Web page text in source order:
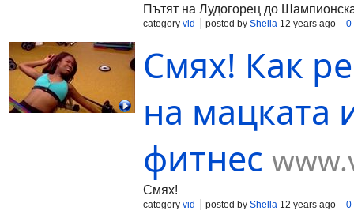
Пътят на Лудогорец до
category vid posted by Shella 12 years ago 0
Смях! Как
на мацката
фитнес
Смях!
category vid posted by Shella 12 years ago 0